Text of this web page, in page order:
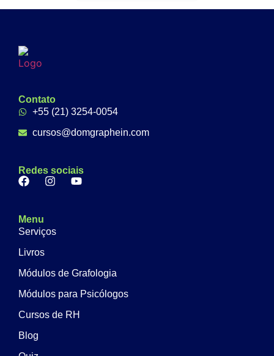
Contato
+55 (21) 3254-0054
cursos@domgraphein.com
Redes sociais
Menu
Serviços
Livros
Módulos de Grafologia
Módulos para Psicólogos
Cursos de RH
Blog